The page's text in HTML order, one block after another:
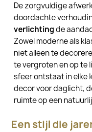
De zorgvuldige
doordachte
verlichtingde
Zowel moderne als
niet alleen te
te vergroten en op te
sfeer ontstaat in elke
decor voor daglicht,
ruimte op een
Een stijl die